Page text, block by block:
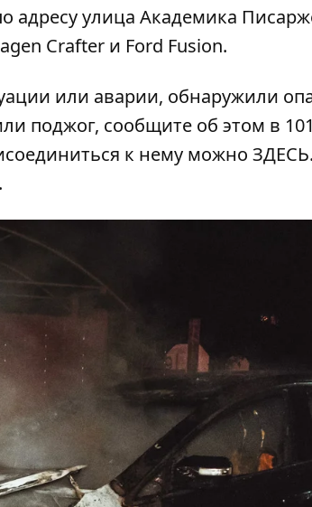
адресу улица Академика
Crafter и Ford Fusion.
или аварии, обнаружили
поджог, сообщите об этом в
к нему можно ЗДЕСЬ
.